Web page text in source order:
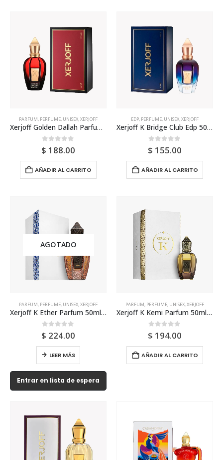
PARFUM, PERFUME, UNISEX,XERJOFF
Xerjoff Golden Dallah Parfum 50ml Unisex
0 out of 5
$ 188.00
AÑADIR AL CARRITO
EDP, PERFUME, UNISEX,XERJOFF
Xerjoff K Bridge Club Edp 50ml Unisex
0 out of 5
$ 155.00
AÑADIR AL CARRITO
AGOTADO
PARFUM, PERFUME, UNISEX,XERJOFF
Xerjoff K Ether Parfum 50ml Unisex
0 out of 5
$ 224.00
LEER MÁS
Entrar en lista de espera
PARFUM, PERFUME, UNISEX,XERJOFF
Xerjoff K Kemi Parfum 50ml Unisex
0 out of 5
$ 194.00
AÑADIR AL CARRITO